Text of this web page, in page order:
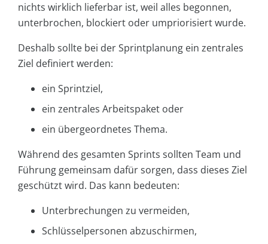
nichts wirklich lieferbar ist, weil alles begonnen,
unterbrochen, blockiert oder umpriorisiert wurde.
Deshalb sollte bei der Sprintplanung ein zentrales
Ziel definiert werden:
ein Sprintziel,
ein zentrales Arbeitspaket oder
ein übergeordnetes Thema.
Während des gesamten Sprints sollten Team und
Führung gemeinsam dafür sorgen, dass dieses Ziel
geschützt wird. Das kann bedeuten:
Unterbrechungen zu vermeiden,
Schlüsselpersonen abzuschirmen,